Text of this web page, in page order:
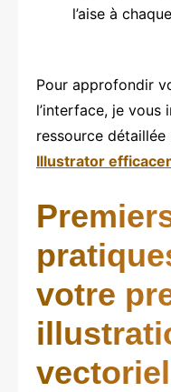
l’aise à
Pour approfondir
l’interface, je
ressource détaillée
Illustrator
votre